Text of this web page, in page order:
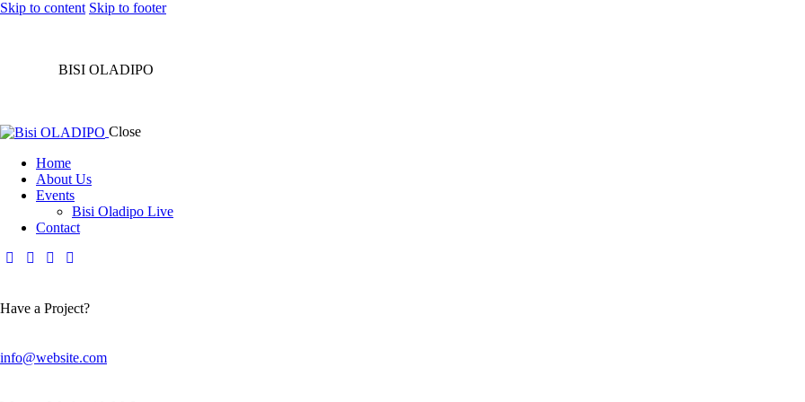
Skip to content Skip to footer
BISI OLADIPO
Close
Home
About Us
Events
Bisi Oladipo Live
Contact
Have a Project?
info@website.com